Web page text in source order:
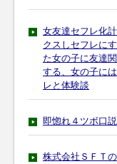
女友達セフレ化
クスしセフレに
た女の子に友達
する、女の子に
レと体験談
即惚れ４ツボ口
株式会社ＳＦＴ